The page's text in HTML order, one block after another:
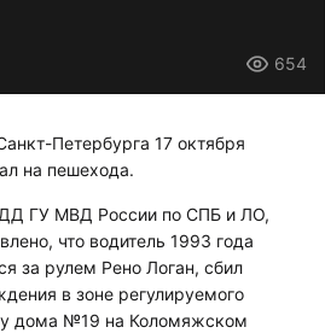
654
Петербурга 17 октября
на пешехода.
ГУ МВД России по СПБ и ЛО,
что водитель 1993 года
за рулем Рено Логан, сбил
в зоне регулируемого
у дома №19 на Коломяжском